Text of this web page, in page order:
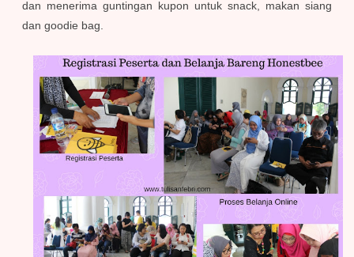
dan menerima guntingan kupon untuk snack, makan siang
dan goodie bag.